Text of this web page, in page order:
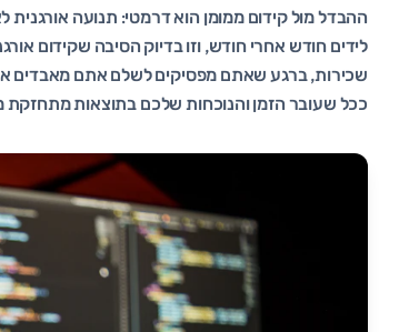
ההבדל מול קידום ממומן הוא דרמטי: תנועה
לידים חודש אחרי חודש, וזו בדיוק הסיבה שקידום
שכירות, ברגע שאתם מפסיקים לשלם אתם מאבדים
ככל שעובר הזמן והנוכחות שלכם בתוצאות